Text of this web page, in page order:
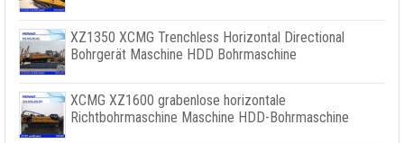
XZ1350 XCMG Trenchless Horizontal Directional
Bohrgerät Maschine HDD Bohrmaschine
XCMG XZ1600 grabenlose horizontale
Richtbohrmaschine Maschine HDD-Bohrmaschine